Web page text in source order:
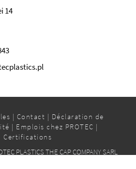
14
| Contact | Déclaration de
| Emplois chez PROTEC |
Certifications
PLASTICS THE CAP COMPANY SARL